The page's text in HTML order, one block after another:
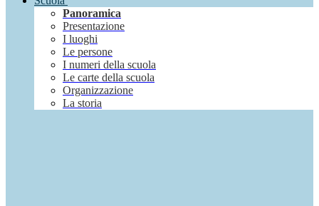
Panoramica
Presentazione
I luoghi
Le persone
I numeri della scuola
Le carte della scuola
Organizzazione
La storia